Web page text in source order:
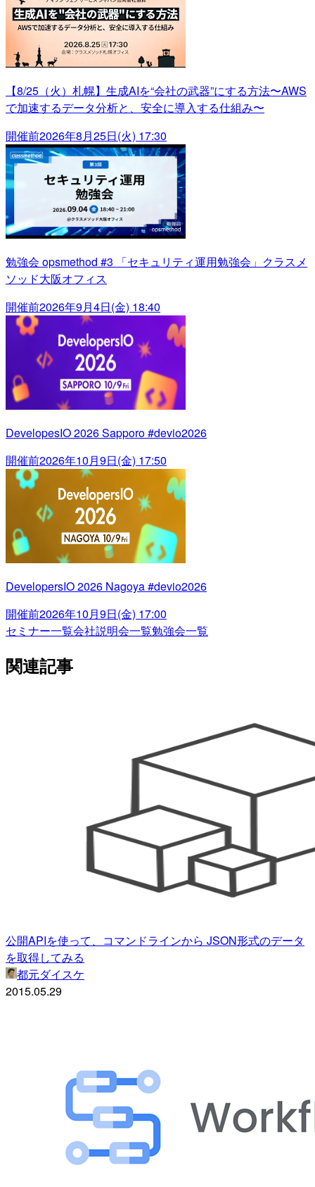
【8/25（火）札幌】生成AIを“会社の武器”にする方法〜AWS
で加速するデータ分析と、安全に導入する仕組み〜
開催前2026年8月25日(火) 17:30
勉強会 opsmethod #3 「セキュリティ運用勉強会」クラスメ
ソッド大阪オフィス
開催前2026年9月4日(金) 18:40
DevelopesIO 2026 Sapporo #devio2026
開催前2026年10月9日(金) 17:50
DevelopersIO 2026 Nagoya #devio2026
開催前2026年10月9日(金) 17:00
セミナー一覧会社説明会一覧勉強会一覧
関連記事
公開APIを使って、コマンドラインから JSON形式のデータ
を取得してみる
都元ダイスケ
2015.05.29